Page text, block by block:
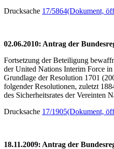
Drucksache 17/5864(Dokument,
02.06.2010: Antrag der
Fortsetzung der Beteiligung
der United Nations Interim Force
Grundlage der Resolution 1701
folgender Resolutionen, zuletzt
des Sicherheitsrates der Vereinten
Drucksache 17/1905(Dokument,
18.11.2009: Antrag der